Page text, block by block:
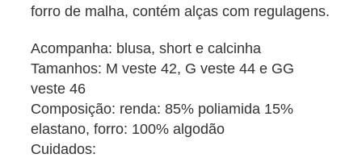
forro de malha, contém alças com regulagens.
Acompanha: blusa, short e calcinha
Tamanhos: M veste 42, G veste 44 e GG
veste 46
Composição: renda: 85% poliamida 15%
elastano, forro: 100% algodão
Cuidados: